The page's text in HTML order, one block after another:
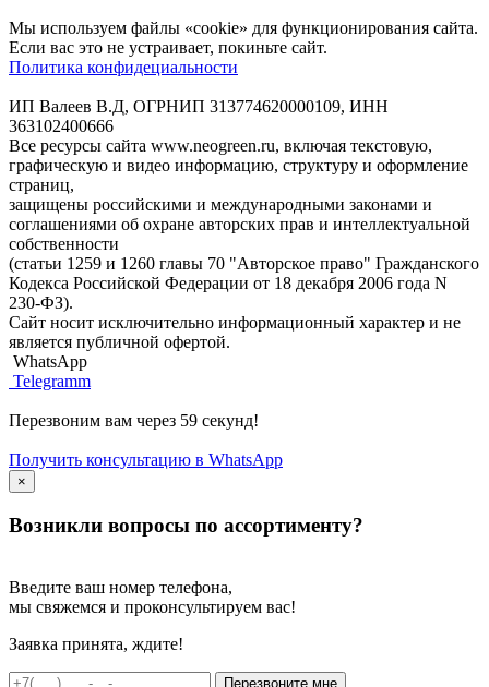
Мы используем файлы «cookie» для функционирования сайта.
Если вас это не устраивает, покиньте сайт.
Политика конфидециальности
ИП Валеев В.Д, ОГРНИП 313774620000109, ИНН
363102400666
Все ресурсы сайта www.neogreen.ru, включая текстовую,
графическую и видео информацию, структуру и оформление
страниц,
защищены российскими и международными законами и
соглашениями об охране авторских прав и интеллектуальной
собственности
(статьи 1259 и 1260 главы 70 "Авторское право" Гражданского
Кодекса Российской Федерации от 18 декабря 2006 года N
230-ФЗ).
Сайт носит исключительно информационный характер и не
является публичной офертой.
WhatsApp
Telegramm
Перезвоним вам через 59 секунд!
Получить консультацию в WhatsApp
×
Возникли вопросы по ассортименту?
Введите ваш номер телефона,
мы свяжемся и проконсультируем вас!
Заявка принята, ждите!